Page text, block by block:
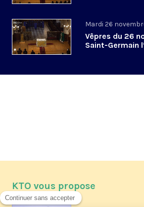
Mardi 26
Vêpres du 26
Saint-Germain
KTO vous propose